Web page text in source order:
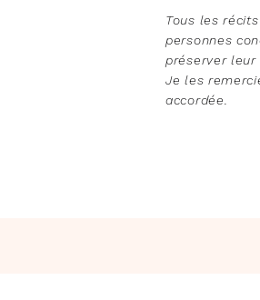
Tous les
personnes
préserver leur
Je les
accordée.